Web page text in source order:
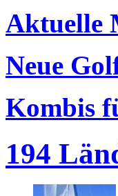
Aktuelle
Neue
Kombis
194